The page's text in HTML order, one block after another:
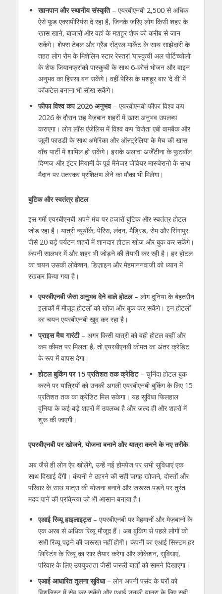
खानपान और स्थानीय संस्कृति– एयरबीएनबी 2,500 से अधिक
ऐसे फूड एक्सपीरियंस दे रहा है, जिनके जरिए लोग किसी शहर के
खास खाने, बाजारों और वहां के मशहूर शेफ को करीब से जान
सकेंगे। शेफ्स टेबल और ग्रैंड सेंट्रल मार्केट के साथ साझेदारी के
तहत लोग रोम के मिशेलिन स्टार रेस्तरां ‘पास्कुची अल पोर्टिच्चोलो’
के शेफ जियानफ्रांको पास्कुची के साथ6-कोर्स भोजन और वाइन
अनुभव का हिस्सा बन सकेंगे। वहीं पेरिस के मशहूर बार ‘दे वी’ में
कॉकटेल बनाना भी सीख सकेंगे।
फीफा विश्व कप 2026 अनुभव– एयरबीएनबी फीफा विश्व कप
2026 के दौरान छह मेज़बान शहरों में खास अनुभव उपलब्ध
कराएगा। लोग लॉस एंजेलिस में विश्व कप विजेता एबी वामबैक और
जूली फाउडी के साथ अमेरिका और ऑस्ट्रेलिया के मैच की खास
वॉच पार्टी में शामिल हो सकेंगे। इसके अलावा अर्जेंटीना के फुटबॉल
दिग्गज और इंटर मियामी के पूर्व मैनेजर जेवियर मास्चेरानो के साथ
मैदान पर उतरकर प्रशिक्षण लेने का मौका भी मिलेगा।
बुटिक और स्वतंत्र होटल
इस गर्मी एयरबीएनबी अपने मंच पर हजारों बुटिक और स्वतंत्र होटल
जोड़ रहा है। यात्री न्यूयॉर्क, पेरिस, लंदन, मैड्रिड, रोम और सिंगापुर
जैसे 20 बड़े पर्यटन शहरों में शानदार होटल खोज और बुक कर सकेंगे।
कंपनी सालभर में और शहर भी जोड़ने की तैयारी कर रही है। हर होटल
का चयन उसकी लोकेशन, डिज़ाइन और मेहमाननवाजी को ध्यान में
रखकर किया गया है।
एयरबीएनबी जैसा अनुभव देने वाले होटल– लोग दुनिया के बेहतरीन
इलाकों में मौजूद होटलों को खोज और बुक कर सकेंगे। इन होटलों
का चयन एयरबीएनबी खुद कर रहा है।
प्राइस मैच गारंटी– अगर किसी यात्री को वही होटल कहीं और
कम कीमत पर मिलता है, तो एयरबीएनबी कीमत का अंतर क्रेडिट
के रूप में वापस देगा।
होटल बुकिंग पर 15प्रतिशत तक क्रेडिट– चुनिंदा होटल बुक
करने पर यात्रियों को उनकी अगली एयरबीएनबी बुकिंग के लिए 15
प्रतिशत तक का क्रेडिट मिल सकेगा। यह सुविधा फिलहाल
दुनिया के कई बड़े शहरों में उपलब्ध है और जल्द ही और शहरों में
शुरू की जाएगी।
एयरबीएनबी पर खोजने,योजना बनाने और यात्रा करने के नए तरीके
अब जैसे ही लोग ऐप खोलेंगे, उन्हें नई होमपेज पर सभी सुविधाएं एक
साथ दिखाई देंगी। कंपनी ने ठहरने की सही जगह खोजने, दोस्तों और
परिवार के साथ यात्रा की योजना बनाने और जरूरत पड़ने पर तुरंत
मदद पाने की प्रक्रिया को भी आसान बनाया है।
एआई रिव्यू हाइलाइट्स– एयरबीएनबी पर मेहमानों और मेज़बानों के
एक अरब से अधिक रिव्यू मौजूद हैं। अब बुकिंग से पहले लोगों को
सभी रिव्यू पढ़ने की जरूरत नहीं होगी। कंपनी का एआई सिस्टम हर
लिस्टिंग के रिव्यू का सार तैयार करेगा और लोकेशन, सुविधाएं,
परिवार के लिए उपयुक्तता जैसी जरूरी बातों को सामने दिखाएगा।
एआई आधारित तुलना सुविधा– लोग अपनी पसंद के घरों को